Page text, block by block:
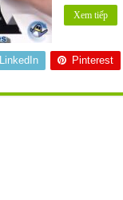
Xem tiếp
LinkedIn Pinterest